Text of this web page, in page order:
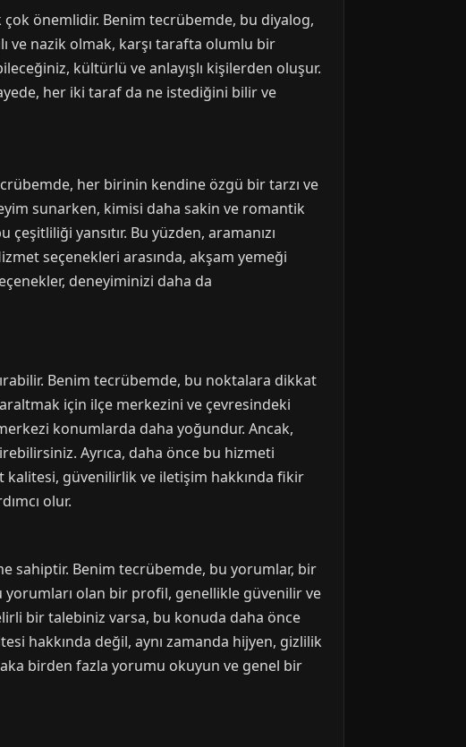
önemlidir. Benim tecrübemde, bu diyalog,
ve nazik olmak, karşı tarafta olumlu bir
kültürlü ve anlayışlı kişilerden oluşur.
her iki taraf da ne istediğini bilir ve
her birinin kendine özgü bir tarzı ve
sunarken, kimisi daha sakin ve romantik
yansıtır. Bu yüzden, aramanızı
seçenekleri arasında, akşam yemeği
deneyiminizi daha da
Benim tecrübemde, bu noktalara dikkat
için ilçe merkezini ve çevresindeki
konumlarda daha yoğundur. Ancak,
Ayrıca, daha önce bu hizmeti
kalitesi, güvenilirlik ve iletişim hakkında fikir
olur.
sahiptir. Benim tecrübemde, bu yorumlar, bir
yorumları olan bir profil, genellikle güvenilir ve
bir talebiniz varsa, bu konuda daha önce
hakkında değil, aynı zamanda hijyen, gizlilik
birden fazla yorumu okuyun ve genel bir